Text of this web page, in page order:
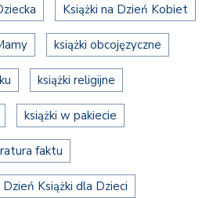
Książki na Dzień Kobiet
książki obcojęzyczne
książki religijne
książki w pakiecie
faktu
Książki dla Dzieci